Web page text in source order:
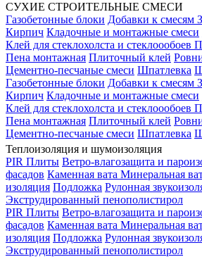
СУХИЕ СТРОИТЕЛЬНЫЕ СМЕСИ
Газобетонные блоки Добавки к смесям
Кирпич Кладочные и монтажные смеси
Клей для стеклохолста и стеклоообоев
Пена монтажная Плиточный клей
Цементно-песчаные смеси Шпатлевка
Газобетонные блоки Добавки к смесям
Кирпич Кладочные и монтажные смеси
Клей для стеклохолста и стеклоообоев
Пена монтажная Плиточный клей
Цементно-песчаные смеси Шпатлевка
Теплоизоляция и шумоизоляция
PIR Плиты Ветро-влагозащита и
фасадов Каменная вата Минеральная
изоляция Подложка Рулонная
Экструдированный пенополистирол
PIR Плиты Ветро-влагозащита и
фасадов Каменная вата Минеральная
изоляция Подложка Рулонная
Экструдированный пенополистирол